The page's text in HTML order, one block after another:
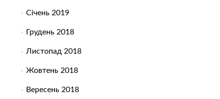
Січень 2019
Грудень 2018
Листопад 2018
Жовтень 2018
Вересень 2018